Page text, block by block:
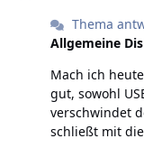
Thema
Allgemeine
Mach ich heute Abend Die
gut, sowohl
verschwindet
schließt mit